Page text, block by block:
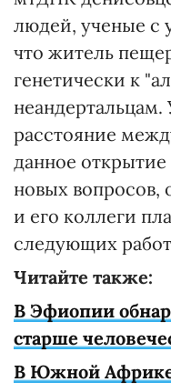
людей, ученые с
что житель
генетически к
расстояние
данное
новых вопросов,
и его коллеги
следующих
Читайте также:
В Эфиопии
старше
В Южной